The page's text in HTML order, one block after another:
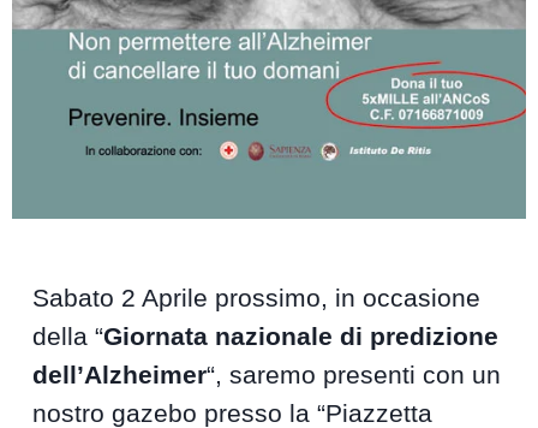
Sabato 2 Aprile prossimo, in occasione
della “Giornata nazionale di predizione
dell’Alzheimer“, saremo presenti con un
nostro gazebo presso la “Piazzetta